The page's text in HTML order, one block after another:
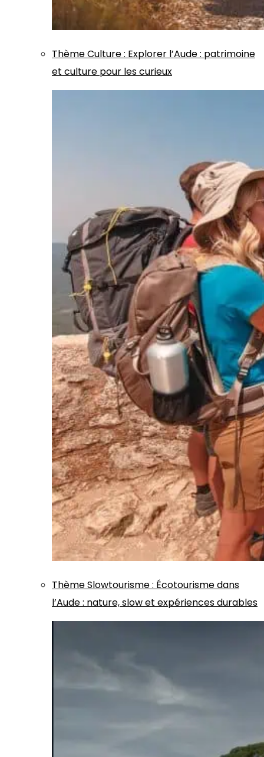
ThèmeCulture: Explorer l’Aude : patrimoine
et culture pour les curieux
ThèmeSlowtourisme: Écotourisme dans
l’Aude : nature, slow et expériences durables